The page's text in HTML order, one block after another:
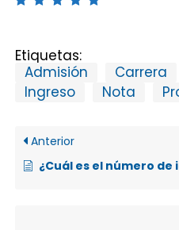
Etiquetas:
Admisión
Carrera
Ingreso
Nota
Anterior
¿Cuál es el número de identificación que